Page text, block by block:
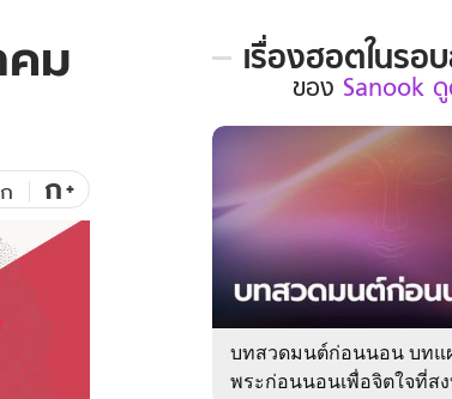
เกมส์
ดูทีวี
WeTV
คม
ก ก+
เรื่องฮอตในรอ
เรื่อง
ใน
รอบ
ของ
Sanook
ดูด
ของ Sanook
บทสวดมนต์ก่อนนอน บทแ
พระก่อนนอนเพื่อจิตใจที่ส